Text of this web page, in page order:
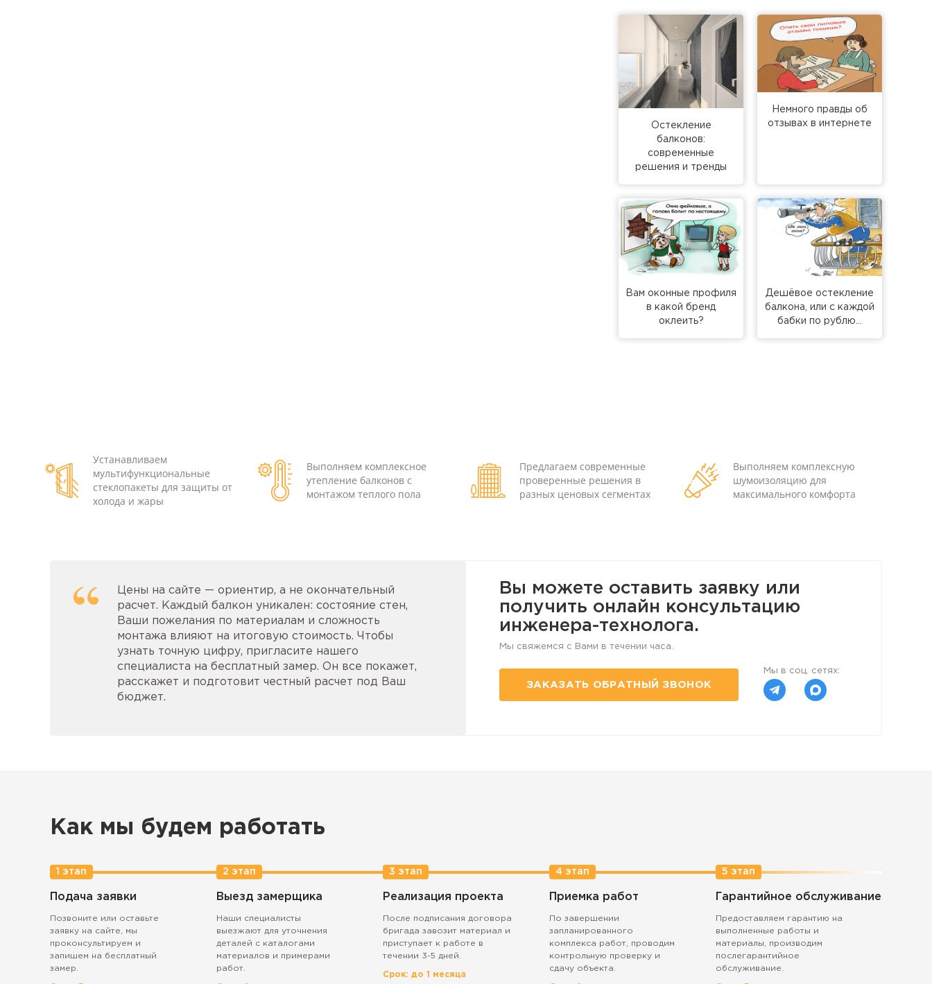
Устанавливаем
мультифункциональные
стеклопакеты для защиты от
холода и жары
Выполняем комплексное
утепление балконов с
монтажом теплого пола
Предлагаем современные
проверенные решения в
разных ценовых сегментах
Выполняем комплексную
шумоизоляцию для
максимального комфорта
Цены на сайте — ориентир, а не окончательный
расчет. Каждый балкон уникален: состояние стен,
Ваши пожелания по материалам и сложность
монтажа влияют на итоговую стоимость. Чтобы
узнать точную цифру, пригласите нашего
специалиста на бесплатный замер. Он все покажет,
расскажет и подготовит честный расчет под Ваш
бюджет.
Вы можете оставить заявку или
получить онлайн консультацию
инженера-технолога.
Мы свяжемся с Вами в течении часа.
ЗАКАЗАТЬ ОБРАТНЫЙ ЗВОНОК
Мы в соц. сетях:
Остекление
балконов:
современные
решения и тренды
Немного правды об
отзывах в интернете
Вам оконные профиля
в какой бренд
оклеить?
Дешёвое остекление
балкона, или с каждой
бабки по рублю…
Как мы будем работать
1 этап
Подача заявки
Позвоните или оставьте
заявку на сайте, мы
проконсультируем и
запишем на бесплатный
замер.
2 этап
Выезд замерщика
Наши специалисты
выезжают для уточнения
деталей с каталогами
материалов и примерами
работ.
3 этап
Реализация проекта
После подписания договора
бригада завозит материал и
приступает к работе в
течении 3-5 дней.
Срок: до 1 месяца
4 этап
Приемка работ
По завершении
запланированного
комплекса работ, проводим
контрольную проверку и
сдачу объекта.
5 этап
Гарантийное обслуживание
Предоставляем гарантию на
выполненные работы и
материалы, производим
послегарантийное
обслуживание.